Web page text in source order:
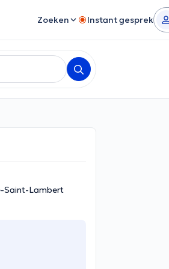
Zoeken Instant gesprek
Saint-Lambert